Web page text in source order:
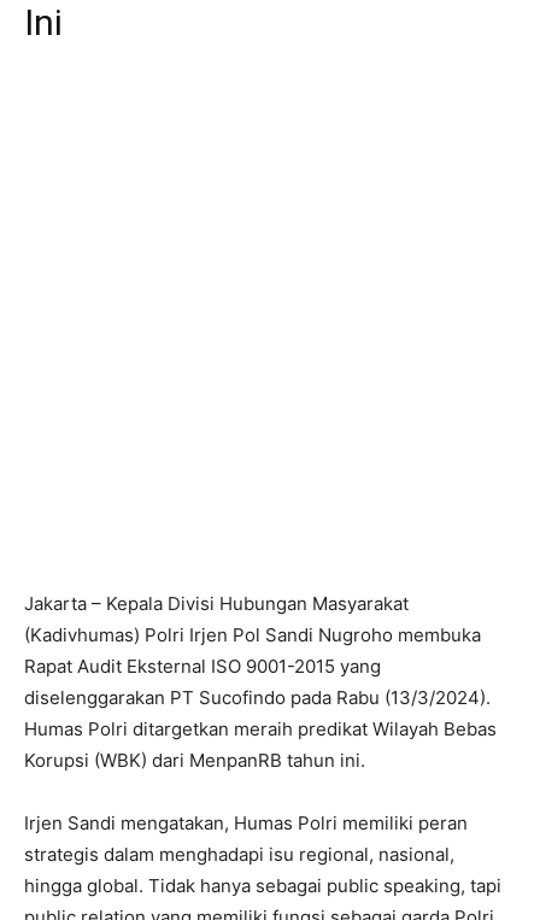
Ini
Jakarta – Kepala Divisi Hubungan Masyarakat
(Kadivhumas) Polri Irjen Pol Sandi Nugroho membuka
Rapat Audit Eksternal ISO 9001-2015 yang
diselenggarakan PT Sucofindo pada Rabu (13/3/2024).
Humas Polri ditargetkan meraih predikat Wilayah Bebas
Korupsi (WBK) dari MenpanRB tahun ini.
Irjen Sandi mengatakan, Humas Polri memiliki peran
strategis dalam menghadapi isu regional, nasional,
hingga global. Tidak hanya sebagai public speaking, tapi